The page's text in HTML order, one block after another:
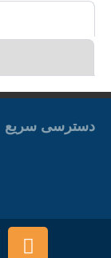
دسترسی سریع